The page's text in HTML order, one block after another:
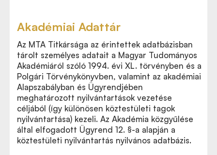
Akadémiai Adattár
Az MTA Titkársága az érintettek adatbázisban
tárolt személyes adatait a Magyar Tudományos
Akadémiáról szóló 1994. évi XL. törvényben és a
Polgári Törvénykönyvben, valamint az akadémiai
Alapszabályban és Ügyrendjében
meghatározott nyilvántartások vezetése
céljából (így különösen köztestületi tagok
nyilvántartása) kezeli. Az Akadémia közgyűlése
által elfogadott Ügyrend 12. §-a alapján a
köztestületi nyilvántartás nyilvános adatbázis.